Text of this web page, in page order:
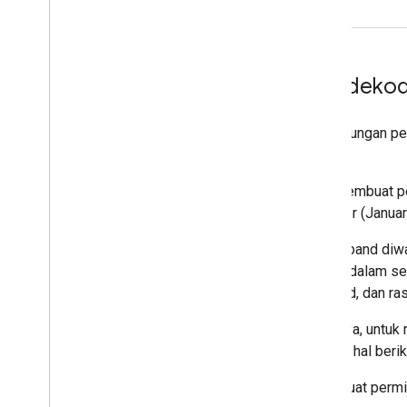
Data naungan
Saat membuat
kalender
Setiap band
31 hari dalam
bit, band, dan
Misalnya,
lakukan hal
Buat